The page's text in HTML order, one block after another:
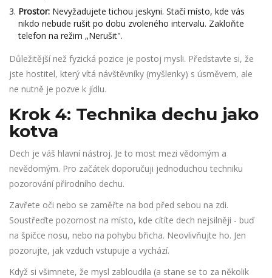
Prostor: Nevyžadujete tichou jeskyni. Stačí místo, kde vás
nikdo nebude rušit po dobu zvoleného intervalu. Zakloňte
telefon na režim „Nerušit".
Důležitější než fyzická pozice je postoj mysli. Představte si, že
jste hostitel, který vítá návštěvníky (myšlenky) s úsměvem, ale
ne nutně je pozve k jídlu.
Krok 4: Technika dechu jako
kotva
Dech je váš hlavní nástroj. Je to most mezi vědomým a
nevědomým. Pro začátek doporučuji jednoduchou techniku
pozorování přírodního dechu.
Zavřete oči nebo se zaměřte na bod před sebou na zdi.
Soustřeďte pozornost na místo, kde cítíte dech nejsilněji - buď
na špičce nosu, nebo na pohybu břicha. Neovlivňujte ho. Jen
pozorujte, jak vzduch vstupuje a vychází.
Když si všimnete, že mysl zabloudila (a stane se to za několik